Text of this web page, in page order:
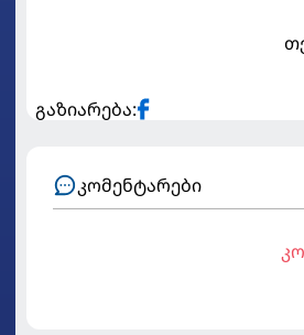
გაზიარება:
კომენტარები